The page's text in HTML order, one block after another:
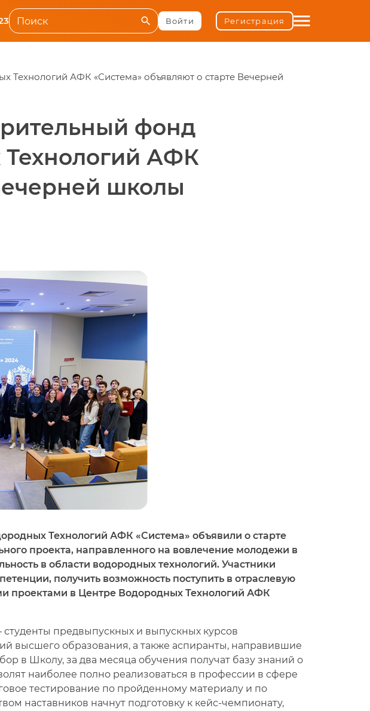
search Войти Регистрация menu
Технологий АФК «Система» объявляют о старте Вечерней
фонд
АФК
школы
Технологий АФК «Система» объявили о старте
проекта, направленного на вовлечение молодежи в
в области водородных технологий. Участники
получить возможность поступить в отраслевую
проектами в Центре Водородных Технологий АФК
предвыпускных и выпускных курсов
высшего образования, а также аспиранты, направившие
в Школу, за два месяца обучения получат базу знаний о
наиболее полно реализоваться в профессии в сфере
тестирование по пройденному материалу и по
наставников начнут подготовку к кейс-чемпионату,